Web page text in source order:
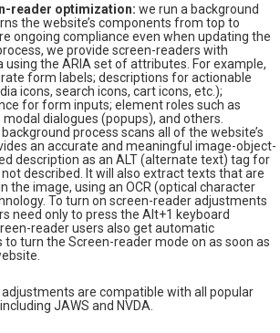
reader optimization: we run a background
the website’s components from top to
ongoing compliance even when updating the
we provide screen-readers with
the ARIA set of attributes. For example,
form labels; descriptions for actionable
icons, search icons, cart icons, etc.);
for form inputs; element roles such as
dialogues (popups), and others.
process scans all of the website’s
an accurate and meaningful image-object-
description as an ALT (alternate text) tag for
described. It will also extract texts that are
the image, using an OCR (optical character
To turn on screen-reader adjustments
need only to press the Alt+1 keyboard
reader users also get automatic
turn the Screen-reader mode on as soon as
are compatible with all popular
JAWS and NVDA.